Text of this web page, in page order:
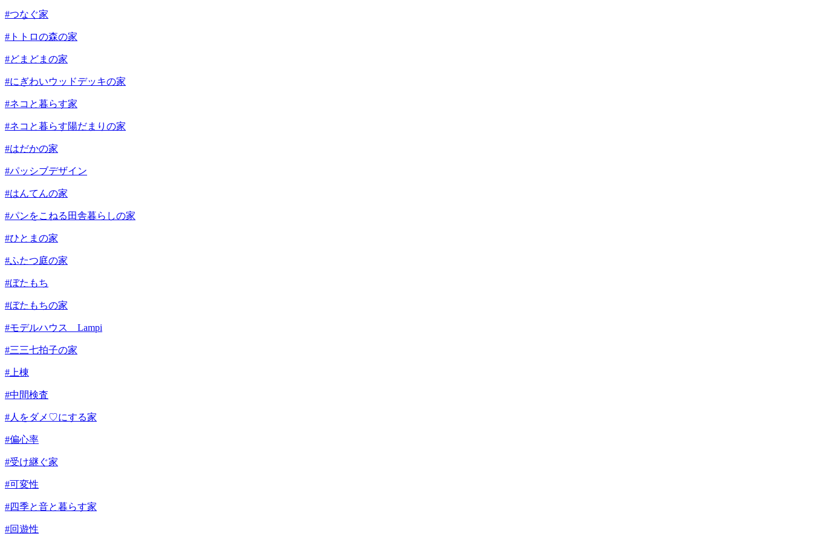
#つなぐ家
#トトロの森の家
#どまどまの家
#にぎわいウッドデッキの家
#ネコと暮らす家
#ネコと暮らす陽だまりの家
#はだかの家
#パッシブデザイン
#はんてんの家
#パンをこねる田舎暮らしの家
#ひとまの家
#ふたつ庭の家
#ぼたもち
#ぼたもちの家
#モデルハウス Lampi
#三三七拍子の家
#上棟
#中間検査
#人をダメ♡にする家
#偏心率
#受け継ぐ家
#可変性
#四季と音と暮らす家
#回遊性